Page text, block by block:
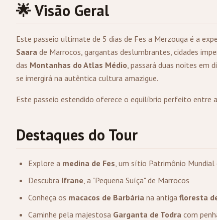
🌟 Visão Geral
Este passeio ultimate de 5 dias de Fes a Merzouga é a
Saara de Marrocos, gargantas deslumbrantes, cidades
das Montanhas do Atlas Médio, passará duas noites em
se imergirá na autêntica cultura amazigue.
Este passeio estendido oferece o equilíbrio perfeito entre
Destaques do Tour
Explore a medina de Fes, um sítio Patrimônio Mundial
Descubra Ifrane, a "Pequena Suíça" de Marrocos
Conheça os macacos de Barbária na antiga floresta
Caminhe pela majestosa Garganta de Todra com